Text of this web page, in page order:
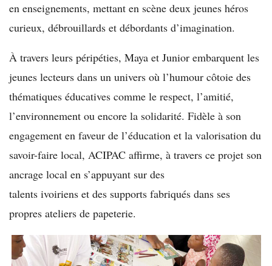
en enseignements, mettant en scène deux jeunes héros
curieux, débrouillards et débordants d’imagination.
À travers leurs péripéties, Maya et Junior embarquent les
jeunes lecteurs dans un univers où l’humour côtoie des
thématiques éducatives comme le respect, l’amitié,
l’environnement ou encore la solidarité. Fidèle à son
engagement en faveur de l’éducation et la valorisation du
savoir-faire local, ACIPAC affirme, à travers ce projet son
ancrage local en s’appuyant sur des
talents ivoiriens et des supports fabriqués dans ses
propres ateliers de papeterie.